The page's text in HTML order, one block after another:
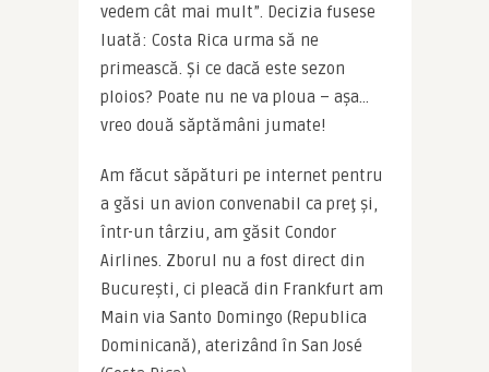
vedem cât mai mult”. Decizia fusese
luată: Costa Rica urma să ne
primească. Şi ce dacă este sezon
ploios? Poate nu ne va ploua – aşa…
vreo două săptămâni jumate!
Am făcut săpături pe internet pentru
a găsi un avion convenabil ca preţ şi,
într-un târziu, am găsit Condor
Airlines. Zborul nu a fost direct din
Bucureşti, ci pleacă din Frankfurt am
Main via Santo Domingo (Republica
Dominicană), aterizând în San José